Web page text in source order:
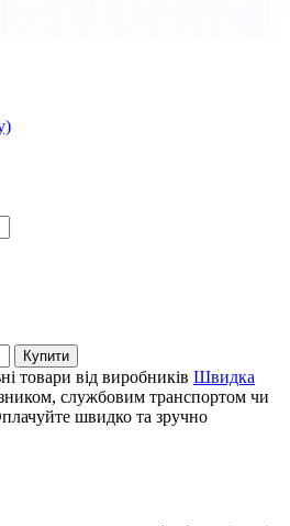
Купити
товари від виробників Швидка
службовим транспортом чи
швидко та зручно